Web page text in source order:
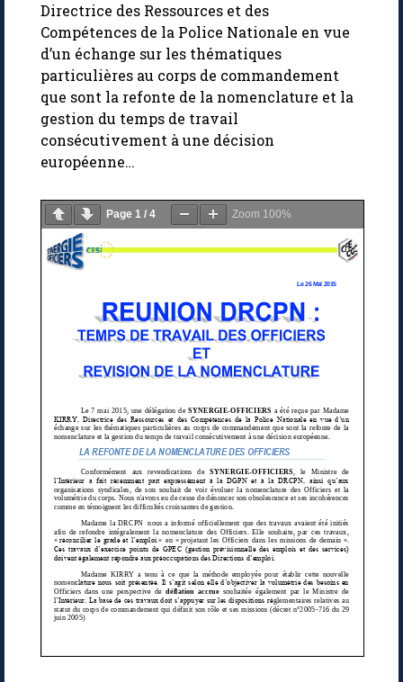
Directrice des Ressources et des
Compétences de la Police Nationale en vue
d’un échange sur les thématiques
particulières au corps de commandement
que sont la refonte de la nomenclature et la
gestion du temps de travail
consécutivement à une décision
européenne…
Page 1 / 4 Zoom 100%